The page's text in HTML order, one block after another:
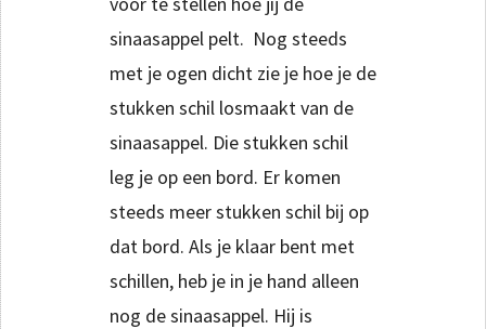
sinaasappel pelt. Nog steeds
met je ogen dicht zie je hoe je de
stukken schil losmaakt van de
sinaasappel. Die stukken schil
leg je op een bord. Er komen
steeds meer stukken schil bij op
dat bord. Als je klaar bent met
schillen, heb je in je hand alleen
nog de sinaasappel. Hij is